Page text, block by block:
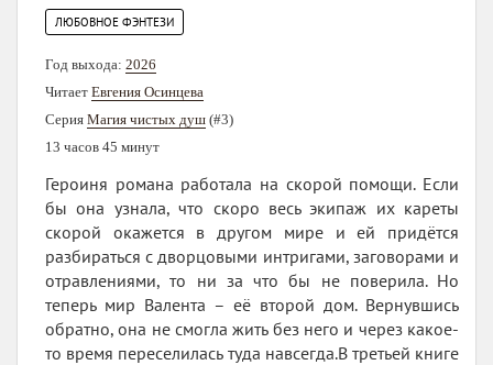
ЛЮБОВНОЕ ФЭНТЕЗИ
Год выхода: 2026
Читает Евгения Осинцева
Серия Магия чистых душ (#3)
13 часов 45 минут
Героиня романа работала на скорой помощи. Если
бы она узнала, что скоро весь экипаж их кареты
скорой окажется в другом мире и ей придётся
разбираться с дворцовыми интригами, заговорами и
отравлениями, то ни за что бы не поверила. Но
теперь мир Валента – её второй дом. Вернувшись
обратно, она не смогла жить без него и через какое-
то время переселилась туда навсегда.В третьей книге